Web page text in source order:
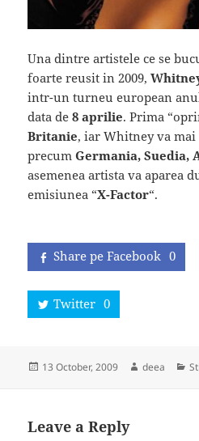
Una dintre artistele ce se
foarte reusit in 2009,
intr-un turneu european
data de 8 aprilie. Prima
Britanie, iar Whitney va
precumGermania, Suedia,
asemenea artista va aparea
emisiunea “X-Factor“.
Share pe Facebook 0
Twitter 0
Posted
13 October, 2009 Author
deea
Leave a Reply